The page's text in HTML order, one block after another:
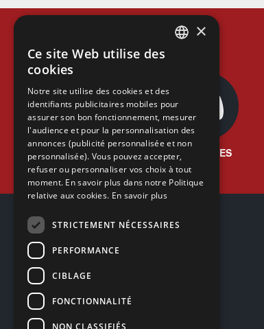
JEUX VIDÉO CONSOLES
Contactez-nous
Trouver un magasin
Rachat cartes Pokémon
Réservation par SMS
Restauration CD griffés
Smartpoints
ENGLISH
×
Ce site Web utilise des
cookies
Notre site utilise des cookies et des
identifiants publicitaires mobiles pour
assurer son bon fonctionnement, mesurer
l'audience et pour la personnalisation des
annonces (publicité personnalisée et non
personnalisée). Vous pouvez accepter,
refuser ou personnaliser vos choix à tout
moment. En savoir plus dans notre Politique
relative aux cookies. En savoir plus
STRICTEMENT NÉCESSAIRES
PERFORMANCE
CIBLAGE
FONCTIONNALITÉ
NON CLASSIFIÉS